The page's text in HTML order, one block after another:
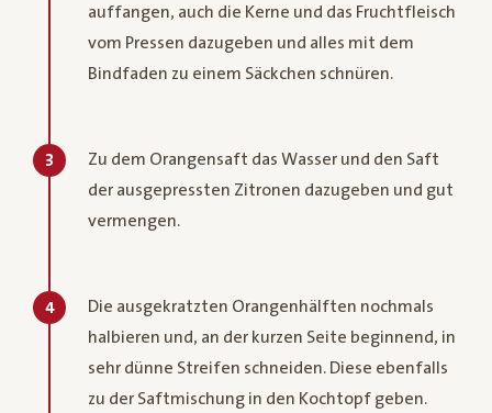
auffangen, auch die Kerne und das Fruchtfleisch
vom Pressen dazugeben und alles mit dem
Bindfaden zu einem Säckchen schnüren.
3
Zu dem Orangensaft das Wasser und den Saft
der ausgepressten Zitronen dazugeben und gut
vermengen.
4
Die ausgekratzten Orangenhälften nochmals
halbieren und, an der kurzen Seite beginnend, in
sehr dünne Streifen schneiden. Diese ebenfalls
zu der Saftmischung in den Kochtopf geben.